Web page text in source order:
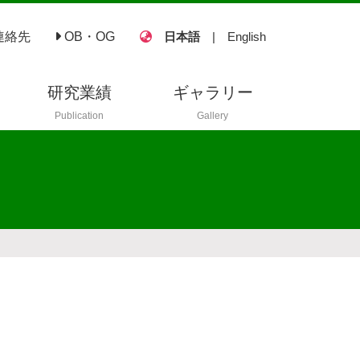
絡先 OB・OG 日本語 | English
研究業績
Publication
ポスター
ギャラリー
Gallery